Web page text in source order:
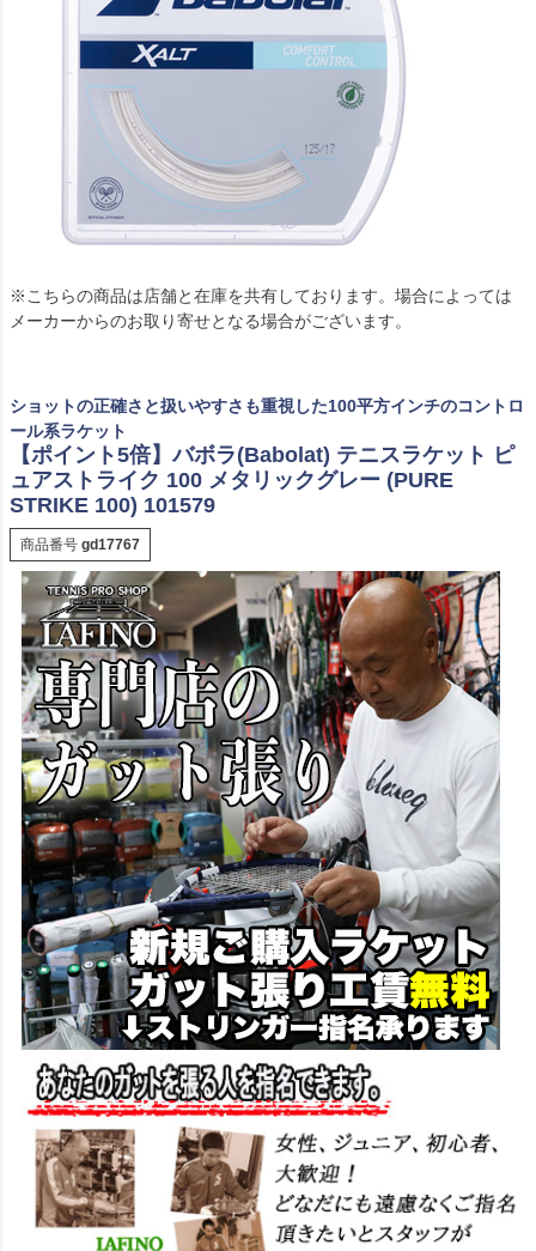
※こちらの商品は店舗と在庫を共有しております。場合によっては
メーカーからのお取り寄せとなる場合がございます。
ショットの正確さと扱いやすさも重視した100平方インチのコントロ
ール系ラケット
【ポイント5倍】バボラ(Babolat) テニスラケット ピ
ュアストライク 100 メタリックグレー (PURE
STRIKE 100) 101579
商品番号 gd17767